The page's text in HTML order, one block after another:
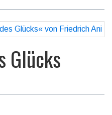
Glücks